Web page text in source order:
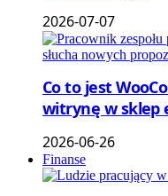
2026-07-07
Co to jest
witrynę w sklep
2026-06-26
Finanse